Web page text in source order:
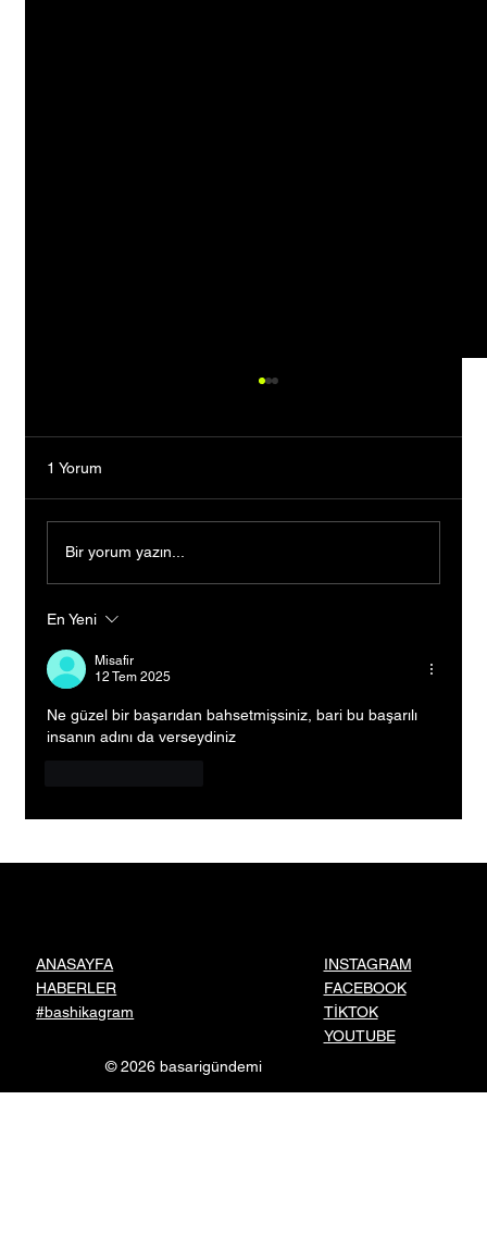
Gitti: Kendi Markasını Kurarak Binlerce
Kişiye İlham Oldu
1 Yorum
Bir yorum yazın...
En Yeni
Misafir
12 Tem 2025
Ne güzel bir başarıdan bahsetmişsiniz, bari bu başarılı
insanın adını da verseydiniz
ANASAYFA
HABERLER
#bashikagram
INSTAGRAM
FACEBOOK
TİKTOK
YOUTUBE
© 2026 basarigündemi